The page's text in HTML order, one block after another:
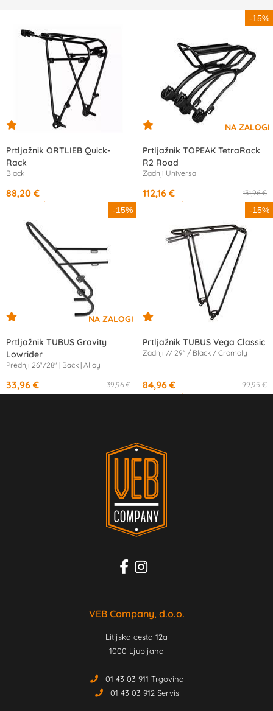
Prtljažnik ORTLIEB Quick-
Rack
Black
88,20 €
/mesec
-15%
Prtljažnik TOPEAK TetraRack
R2 Road
Zadnji Universal
131,96 €
112,16 €
/mesec
-15%
Prtljažnik TUBUS Gravity
Lowrider
Prednji 26"/28" | Back | Alloy
39,96 €
33,96 €
-15%
Prtljažnik TUBUS Vega Classic
Zadnji // 29'' / Black / Cromoly
99,95 €
84,96 €
od15,66 €/mesec
VEB Company, d.o.o.
Litijska cesta 12a
1000 Ljubljana
01 43 03 911 Trgovina
01 43 03 912 Servis